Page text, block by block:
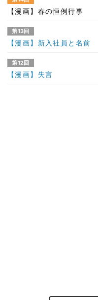
【漫画】春の恒例行事
第13回
【漫画】新入社員と名前
第12回
【漫画】失言